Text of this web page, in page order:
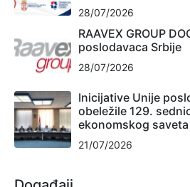
28/07/2026
RAAVEX GROUP
poslodavaca Srbije
28/07/2026
Inicijative Unije
obeležile 129.
ekonomskog
21/07/2026